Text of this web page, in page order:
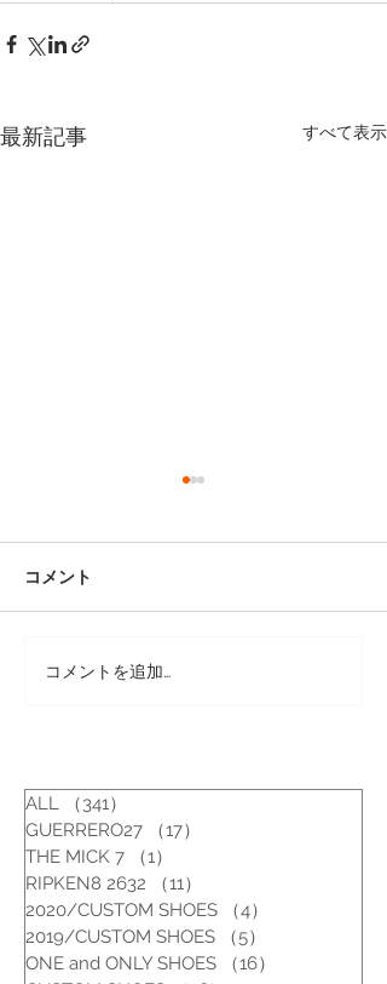
最新記事 すべて表示
リペアシューズ [フローシ
コメント
コメントを追加…
ALL （341）
GUERRERO27
（17）
THE MICK 7
（1）
RIPKEN8 2632
（11）
2020/CUSTOM SHOES
（4）
2019/CUSTOM SHOES
（5）
ONE and ONLY SHOES
（16）